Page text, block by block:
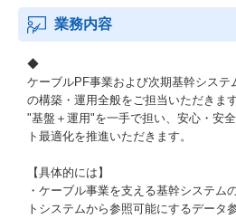
業務内容
◆
ケーブルPF事業および次期基幹システ
の構築・運用全般をご担当いただきます
"基盤＋運用"を一手で担い、安心・安
ト最適化を推進いただきます。
【具体的には】
・ケーブル事業を支える基幹システム
トシステムから参照可能にするデータ